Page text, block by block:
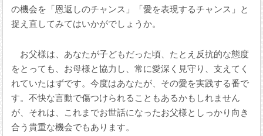
の機会を「恩返しのチャンス」「愛を表現するチャンス」と
捉え直してみてはいかがでしょうか。
お父様は、あなたが子どもだった頃、たとえ反抗的な態度
をとっても、お母様と協力し、常に愛深く見守り、支えてく
れていたはずです。今度はあなたが、その愛を実践する番で
す。不快な言動で傷つけられることもあるかもしれません
が、それは、これまでお世話になったお父様としっかり向き
合う貴重な機会でもあります。